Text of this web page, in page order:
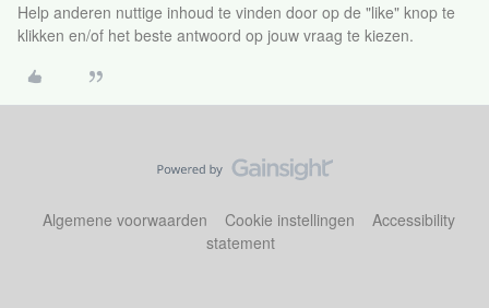
Help anderen nuttige inhoud te vinden door op de "like" knop te
klikken en/of het beste antwoord op jouw vraag te kiezen.
Algemene voorwaarden Cookie instellingen
Accessibility
statement